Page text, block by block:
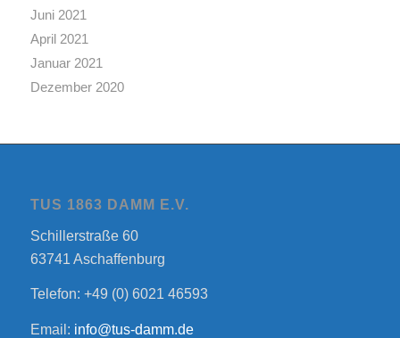
Juni 2021
April 2021
Januar 2021
Dezember 2020
TUS 1863 DAMM E.V.
Schillerstraße 60
63741 Aschaffenburg
Telefon: +49 (0) 6021 46593
Email: info@tus-damm.de